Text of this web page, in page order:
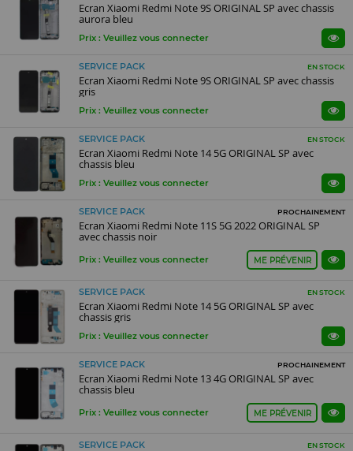
Ecran Xiaomi Redmi Note 9S ORIGINAL SP avec chassis
aurora bleu
Prix : Veuillez vous connecter
SERVICE PACK EN STOCK
Ecran Xiaomi Redmi Note 9S ORIGINAL SP avec chassis
gris
Prix : Veuillez vous connecter
SERVICE PACK EN STOCK
Ecran Xiaomi Redmi Note 14 5G ORIGINAL SP avec
chassis bleu
Prix : Veuillez vous connecter
SERVICE PACK PROCHAINEMENT
Ecran Xiaomi Redmi Note 11S 5G 2022 ORIGINAL SP
avec chassis noir
Prix : Veuillez vous connecter ME PRÉVENIR
SERVICE PACK EN STOCK
Ecran Xiaomi Redmi Note 14 5G ORIGINAL SP avec
chassis gris
Prix : Veuillez vous connecter
SERVICE PACK PROCHAINEMENT
Ecran Xiaomi Redmi Note 13 4G ORIGINAL SP avec
chassis bleu
Prix : Veuillez vous connecter ME PRÉVENIR
SERVICE PACK EN STOCK